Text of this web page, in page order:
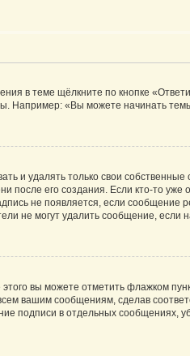
в теме щёлкните по кнопке
Например: «Вы можете начинать
и удалять только свои
после его создания. Если кто-то
не появляется, если сообщение
не могут удалить сообщение, если
вы можете отметить флажком
вашим сообщениям, сделав
подписи в отдельных сообщениях,